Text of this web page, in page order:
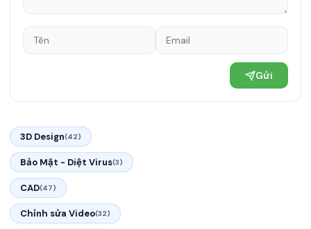
Gửi
3D Design(42)
Bảo Mật - Diệt Virus(3)
CAD(47)
Chỉnh sửa Video(32)